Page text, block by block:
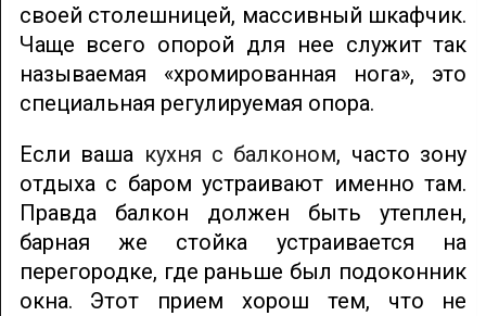
своей столешницей, массивный шкафчик.
Чаще всего опорой для нее служит так
называемая «хромированная нога», это
специальная регулируемая опора.
Если ваша кухня с балконом, часто зону
отдыха с баром устраивают именно там.
Правда балкон должен быть утеплен,
барная же стойка устраивается на
перегородке, где раньше был подоконник
окна. Этот прием хорош тем, что не